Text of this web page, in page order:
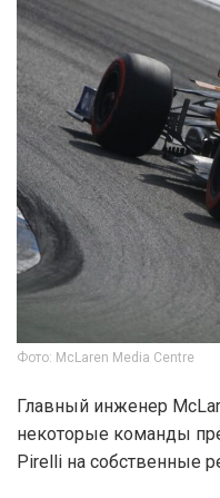
Фото: McLaren Media Centre
Главный инженер
некоторые команды
Pirelli на собственные